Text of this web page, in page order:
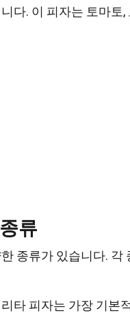
다. 이 피자는 토마토
류
종류가 있습니다. 각
타 피자는 가장 기본